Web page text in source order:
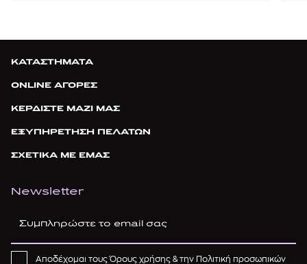
ΚΑΤΑΣΤΗΜΑΤΑ
ONLINE ΑΓΟΡΕΣ
ΚΕΡΔΙΣΤΕ ΜΑΖΙ ΜΑΣ
ΕΞΥΠΗΡΕΤΗΣΗ ΠΕΛΑΤΩΝ
ΣΧΕΤΙΚΑ ΜΕ ΕΜΑΣ
Newsletter
Αποδέχομαι τουςΌρους χρήσης & την Πολιτική προσωπικών